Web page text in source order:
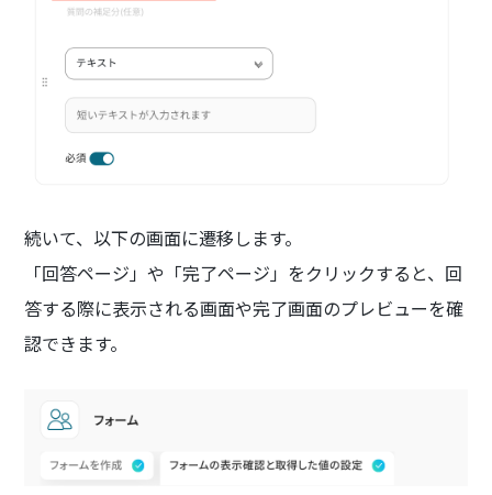
続いて、以下の画面に遷移します。
「回答ページ」や「完了ページ」をクリックすると、回
答する際に表示される画面や完了画面のプレビューを確
認できます。